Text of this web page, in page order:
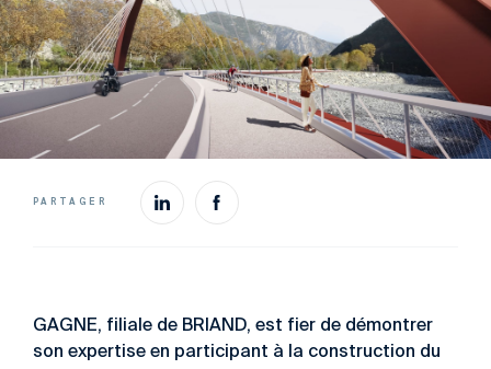
PARTAGER
GAGNE, filiale de BRIAND, est fier de démontrer
son expertise en participant à la construction du